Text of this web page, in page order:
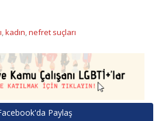
kadın nefret suçları
Paylaş